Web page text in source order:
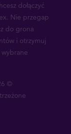
dołączyć
Nie przegap
do grona
i otrzymuj
©